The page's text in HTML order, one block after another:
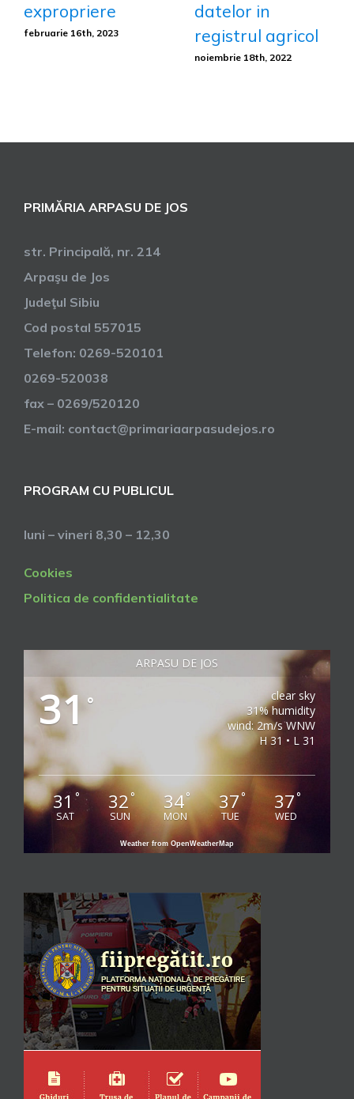
expropriere
februarie 16th, 2023
datelor in
registrul agricol
noiembrie 18th, 2022
PRIMĂRIA ARPASU DE JOS
str. Principală, nr. 214
Arpaşu de Jos
Judeţul Sibiu
Cod postal 557015
Telefon: 0269-520101
0269-520038
fax – 0269/520120
E-mail: contact@primariaarpasudejos.ro
PROGRAM CU PUBLICUL
luni – vineri 8,30 – 12,30
Cookies
Politica de confidentialitate
ARPASU DE JOS
31°
clear sky
31% humidity
wind: 2m/s WNW
H 31 • L 31
31 °
SAT
32°
SUN
34°
MON
37°
TUE
37°
WED
Weather from OpenWeatherMap